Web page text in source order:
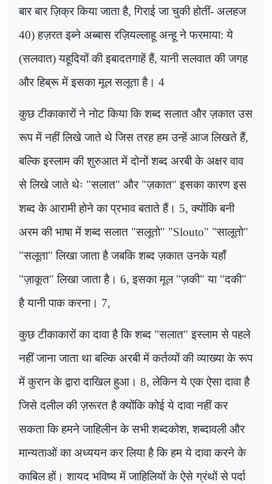
बार बार ज़िक्र किया जाता है, गिराई जा चुकी होतीं- अलहज
40)हज़रत इब्ने अब्बास रज़ियल्लाहू अन्हू ने फरमाया: ये
(सलवात) यहूदियों की इबादतगाहें हैं,यानी सलवात की जगह
और हिब्रू में इसका मूल सलूता है। 4
कुछ टीकाकारों ने नोट किया कि शब्द सलात और ज़कात उस
रूप में नहीं लिखे जाते थे जिस तरह हम उन्हें आज लिखते हैं,
बल्कि इस्लाम की शुरुआत में दोनों शब्द अरबी के अक्षर वाव
से लिखे जाते थेः "सलात" और "ज़कात" इसका कारण इस
शब्द के आरामी होने का प्रभाव बताते हैं। 5, क्योंकि बनी
अरम की भाषा में शब्द सलात "सलूतो" "Slouto" "सालूतो"
"सलूता" लिखा जाता है जबकि शब्द ज़कात उनके यहाँ
"ज़ाकूत" लिखा जाता है। 6, इसका मूल "ज़की" या "दकी"
है यानी पाक करना। 7,
कुछ टीकाकारों का दावा है कि शब्द "सलात" इस्लाम से पहले
नहीं जाना जाता था बल्कि अरबी में कर्तव्यों की व्याख्या के रूप
में कुरान के द्वारा दाखिल हुआ। 8, लेकिन ये एक ऐसा दावा है
जिसे दलील की ज़रूरत है क्योंकि कोई ये दावा नहीं कर
सकता कि हमने जाहिलीन के सभी शब्दकोश,शब्दावली और
मान्यताओं का अध्ययन कर लिया है कि हम ये दावा करने के
काबिल हों। शायद भविष्य में जाहिलियों के ऐसे ग्रंथों से पर्दा